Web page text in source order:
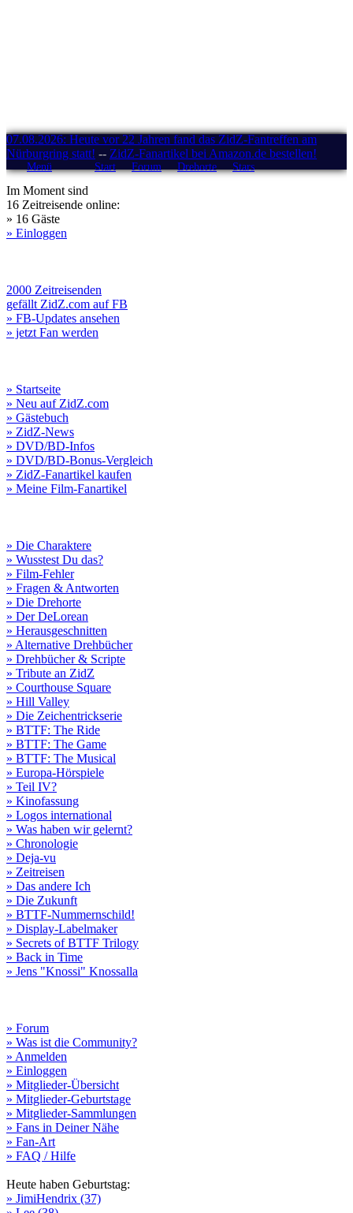
07.08.2026: Heute vor 22 Jahren fand das ZidZ-Fantreffen am
Nürburgring statt! -- ZidZ-Fanartikel bei Amazon.de bestellen!
Menü Start Forum Drehorte Stars
Im Moment sind
16 Zeitreisende online:
» 16 Gäste
» Einloggen
2000 Zeitreisenden
gefällt ZidZ.com auf FB
» FB-Updates ansehen
» jetzt Fan werden
» Startseite
» Neu auf ZidZ.com
» Gästebuch
» ZidZ-News
» DVD/BD-Infos
» DVD/BD-Bonus-Vergleich
» ZidZ-Fanartikel kaufen
» Meine Film-Fanartikel
» Die Charaktere
» Wusstest Du das?
» Film-Fehler
» Fragen & Antworten
» Die Drehorte
» Der DeLorean
» Herausgeschnitten
» Alternative Drehbücher
» Drehbücher & Scripte
» Tribute an ZidZ
» Courthouse Square
» Hill Valley
» Die Zeichentrickserie
» BTTF: The Ride
» BTTF: The Game
» BTTF: The Musical
» Europa-Hörspiele
» Teil IV?
» Kinofassung
» Logos international
» Was haben wir gelernt?
» Chronologie
» Deja-vu
» Zeitreisen
» Das andere Ich
» Die Zukunft
» BTTF-Nummernschild!
» Display-Labelmaker
» Secrets of BTTF Trilogy
» Back in Time
» Jens "Knossi" Knossalla
» Forum
» Was ist die Community?
» Anmelden
» Einloggen
» Mitglieder-Übersicht
» Mitglieder-Geburtstage
» Mitglieder-Sammlungen
» Fans in Deiner Nähe
» Fan-Art
» FAQ / Hilfe
Heute haben Geburtstag:
» JimiHendrix (37)